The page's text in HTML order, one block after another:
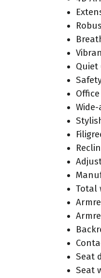
Quiet
Total
Seat
Seat